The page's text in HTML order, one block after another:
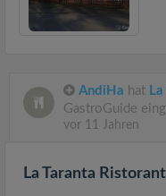
AndiHa hat
GastroGuide
vor 11 Jahren
La Taranta